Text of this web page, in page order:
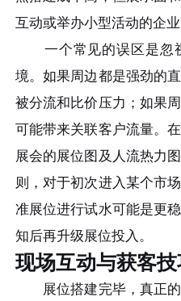
互动或举办小型活动的企业
一个常见的误区是忽
境。如果周边都是强劲的
被分流和比价压力；如果
可能带来关联客户流量。
展会的展位图及人流热力
则，对于初次进入某个市
准展位进行试水可能是更
知后再升级展位投入。
现场互动与获客
展位搭建完毕，真正的